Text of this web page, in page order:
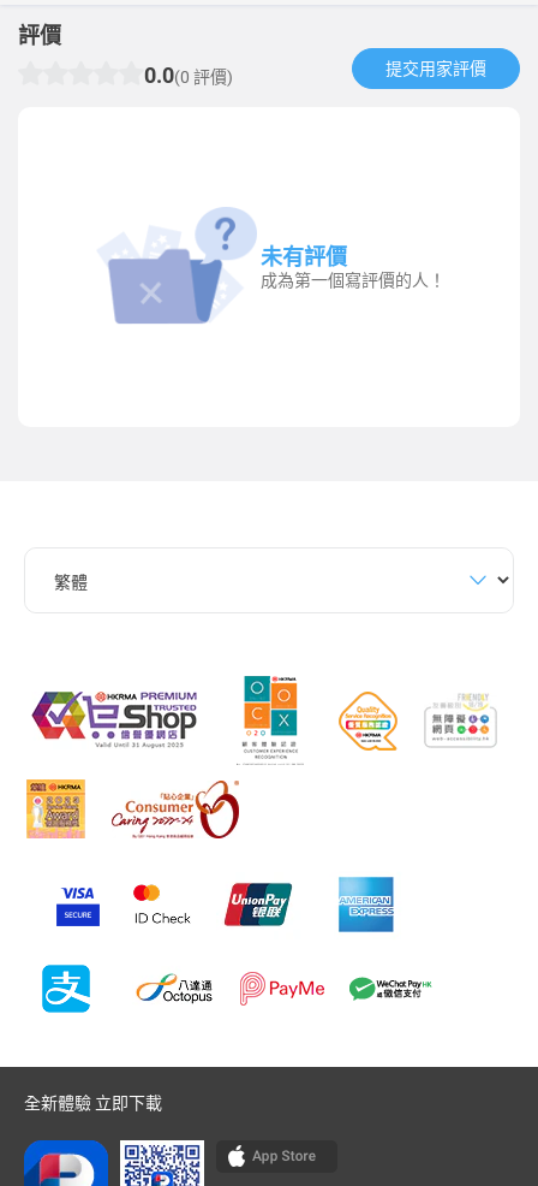
評價
0.0(0 評價) 提交用家評價​
未有評價
成為第一個寫評價的人！
全新體驗 立即下載